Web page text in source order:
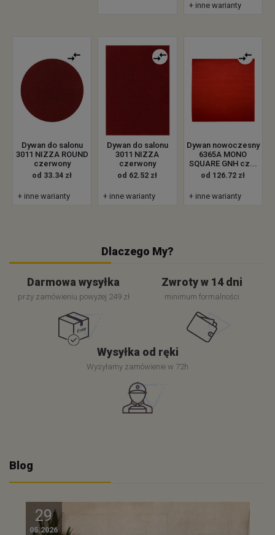
+ inne warianty
Dywan do salonu
3011 NIZZA ROUND
czerwony
od 33.34 zł
+ inne warianty
Dywan do salonu
3011 NIZZA
czerwony
od 62.52 zł
+ inne warianty
Dywan nowoczesny
6365A MONO
SQUARE GNH cz...
od 126.72 zł
+ inne warianty
Dlaczego My?
Darmowa wysyłka
przy zamówieniu powyżej 249 zł
Zwroty w 14 dni
minimum formalności
Wysyłka od ręki
Wysyłamy zamówienie w 72h
Blog
29
05.2026